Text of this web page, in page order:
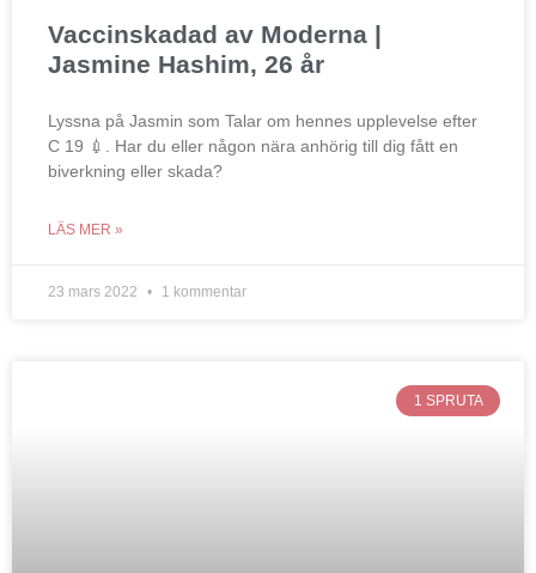
Vaccinskadad av Moderna |
Jasmine Hashim, 26 år
Lyssna på Jasmin som Talar om hennes upplevelse efter
C 19 💉. Har du eller någon nära anhörig till dig fått en
biverkning eller skada?
LÄS MER »
23 mars 2022 1 kommentar
1 SPRUTA